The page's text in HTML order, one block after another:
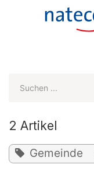
Zum Inhalt springen
2 Artikel
Gemeinde